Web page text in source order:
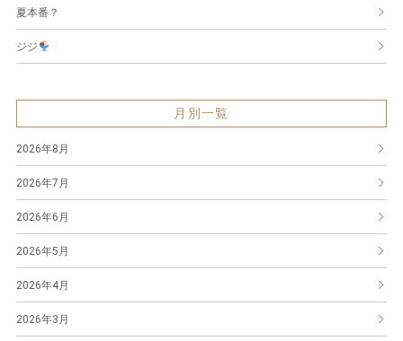
夏本番？
ジジ
月別一覧
2026年8月
2026年7月
2026年6月
2026年5月
2026年4月
2026年3月